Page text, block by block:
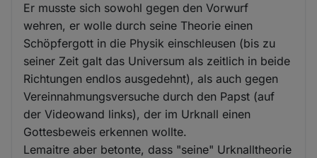
Er musste sich sowohl gegen den Vorwurf
wehren, er wolle durch seine Theorie einen
Schöpfergott in die Physik einschleusen (bis zu
seiner Zeit galt das Universum als zeitlich in beide
Richtungen endlos ausgedehnt), als auch gegen
Vereinnahmungsversuche durch den Papst (auf
der Videowand links), der im Urknall einen
Gottesbeweis erkennen wollte.
Lemaitre aber betonte, dass "seine" Urknalltheorie